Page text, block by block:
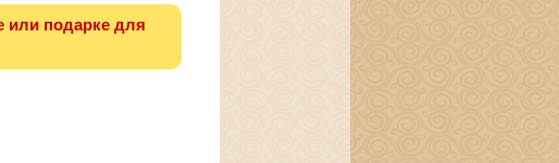
или подарке для